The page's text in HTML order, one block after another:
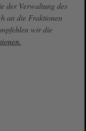
der Verwaltung des
an die Fraktionen
wir die